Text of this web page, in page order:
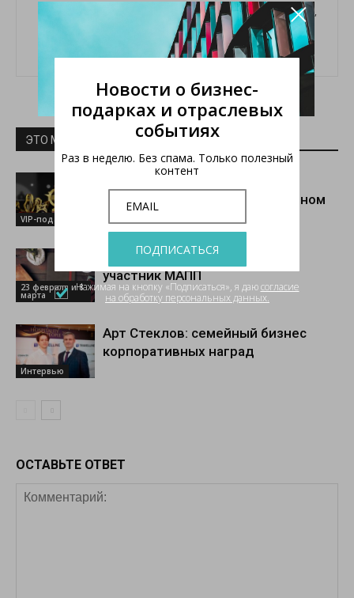
Новости о бизнес-
подарках и отраслевых
событиях
Раз в неделю. Без спама. Только полезный
контент
ПОДПИСАТЬСЯ
Нажимая на кнопку «Подписаться», я даюсогласие
на обработку персональных данных.
×
наш сайт был красивым и полезным, поэтому, пожалуйста,
не засоряй его злобными комментариями и всяким
мусором. Заранее, благодарна!
ЭТО МОЖЕТ БЫТЬ ИНТЕРЕСНО ЕЩЕ ОТ АВТОРА
VIP-подарки
народные мотивы с современном
23 февраля и 8
марта
Компания «Норгис Пресс» —
участник МАПП
Интервью
Арт Стеклов: семейный бизнес
корпоративных наград
ОСТАВЬТЕ ОТВЕТ